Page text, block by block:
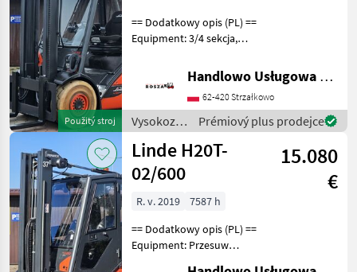
Použitý stroj
== Dodatkowy opis (PL) ==
Equipment: 3/4 sekcja,
Stan: Bardzo dobry,
Możliwość UDT Palivo: plyn,
typ stožiara: Štandard
Vysokozdviž
Handlowo Usługowa Alanex Alan Roszak
62-420 Strzałkowo
Vysokozdvižné
vozíky a
skladová
technika /
Linde
Prémiový plus prodejce
Linde H20T-
02/600
15.080
€
R. v. 2019
7587 h
== Dodatkowy opis (PL) ==
Equipment: Przesuw